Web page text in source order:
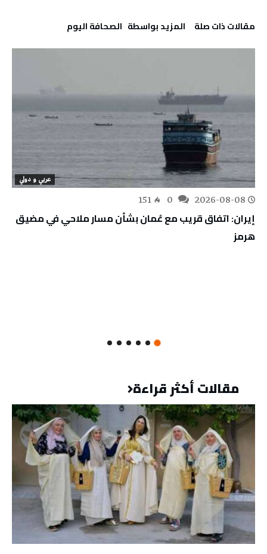
‫مقالات ذات صلة‬ ‫‫المزيد بواسطة‬ ‬ ‭ ‬الصحافة‭ ‬اليوم
عربي و دولي
2026-08-08
151
إيران: اتفاق قريب مع عُمان بشأن مسار ملاحي في مضيق
هرمز
مقالات أكثر قراءة